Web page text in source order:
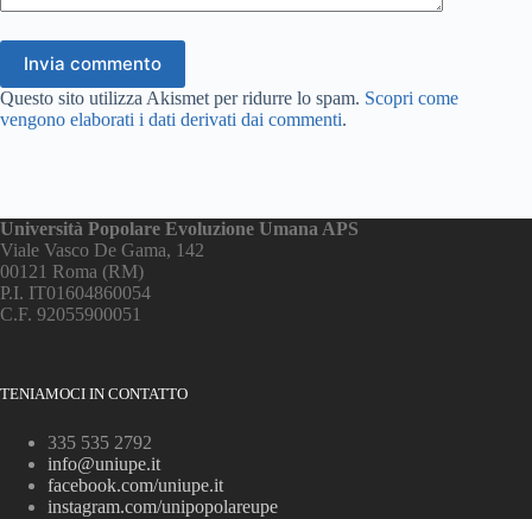
Invia commento
Questo sito utilizza Akismet per ridurre lo spam. Scopri come
vengono elaborati i dati derivati dai commenti.
Università Popolare Evoluzione Umana APS
Viale Vasco De Gama, 142
00121 Roma (RM)
P.I. IT01604860054
C.F. 92055900051
TENIAMOCI IN CONTATTO
335 535 2792
info@uniupe.it
facebook.com/uniupe.it
instagram.com/unipopolareupe